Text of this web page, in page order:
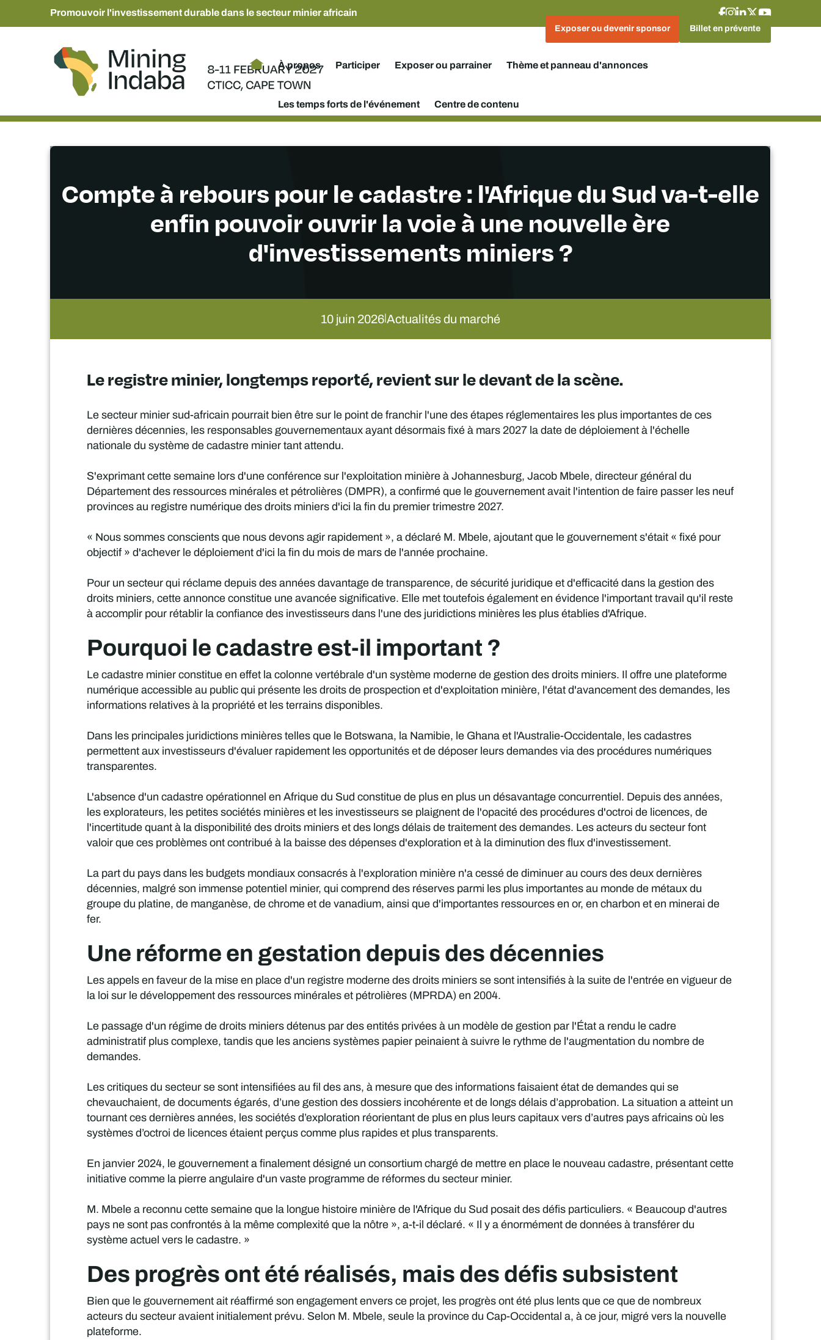
Promouvoir l'investissement durable dans le secteur minier africain
Exposer ou devenir sponsor Billet en prévente
À propos Participer Exposer ou parrainer Thème et panneau d'annonces
Les temps forts de l'événement Centre de contenu
Compte à rebours pour le cadastre : l'Afrique du Sud va-t-elle
enfin pouvoir ouvrir la voie à une nouvelle ère
d'investissements miniers ?
10 juin 2026|Actualités du marché
Le registre minier, longtemps reporté, revient sur le devant de la scène.
Le secteur minier sud-africain pourrait bien être sur le point de franchir l'une des étapes réglementaires les plus importantes de ces
dernières décennies, les responsables gouvernementaux ayant désormais fixé à mars 2027 la date de déploiement à l'échelle
nationale du système de cadastre minier tant attendu.
S'exprimant cette semaine lors d'une conférence sur l'exploitation minière à Johannesburg, Jacob Mbele, directeur général du
Département des ressources minérales et pétrolières (DMPR), a confirmé que le gouvernement avait l'intention de faire passer les neuf
provinces au registre numérique des droits miniers d'ici la fin du premier trimestre 2027.
« Nous sommes conscients que nous devons agir rapidement », a déclaré M. Mbele, ajoutant que le gouvernement s'était « fixé pour
objectif » d'achever le déploiement d'ici la fin du mois de mars de l'année prochaine.
Pour un secteur qui réclame depuis des années davantage de transparence, de sécurité juridique et d'efficacité dans la gestion des
droits miniers, cette annonce constitue une avancée significative. Elle met toutefois également en évidence l'important travail qu'il reste
à accomplir pour rétablir la confiance des investisseurs dans l'une des juridictions minières les plus établies d'Afrique.
Pourquoi le cadastre est-il important ?
Le cadastre minier constitue en effet la colonne vertébrale d'un système moderne de gestion des droits miniers. Il offre une plateforme
numérique accessible au public qui présente les droits de prospection et d'exploitation minière, l'état d'avancement des demandes, les
informations relatives à la propriété et les terrains disponibles.
Dans les principales juridictions minières telles que le Botswana, la Namibie, le Ghana et l'Australie-Occidentale, les cadastres
permettent aux investisseurs d'évaluer rapidement les opportunités et de déposer leurs demandes via des procédures numériques
transparentes.
L'absence d'un cadastre opérationnel en Afrique du Sud constitue de plus en plus un désavantage concurrentiel. Depuis des années,
les explorateurs, les petites sociétés minières et les investisseurs se plaignent de l'opacité des procédures d'octroi de licences, de
l'incertitude quant à la disponibilité des droits miniers et des longs délais de traitement des demandes. Les acteurs du secteur font
valoir que ces problèmes ont contribué à la baisse des dépenses d'exploration et à la diminution des flux d'investissement.
La part du pays dans les budgets mondiaux consacrés à l'exploration minière n'a cessé de diminuer au cours des deux dernières
décennies, malgré son immense potentiel minier, qui comprend des réserves parmi les plus importantes au monde de métaux du
groupe du platine, de manganèse, de chrome et de vanadium, ainsi que d'importantes ressources en or, en charbon et en minerai de
fer.
Une réforme en gestation depuis des décennies
Les appels en faveur de la mise en place d'un registre moderne des droits miniers se sont intensifiés à la suite de l'entrée en vigueur de
la loi sur le développement des ressources minérales et pétrolières (MPRDA) en 2004.
Le passage d'un régime de droits miniers détenus par des entités privées à un modèle de gestion par l'État a rendu le cadre
administratif plus complexe, tandis que les anciens systèmes papier peinaient à suivre le rythme de l'augmentation du nombre de
demandes.
Les critiques du secteur se sont intensifiées au fil des ans, à mesure que des informations faisaient état de demandes qui se
chevauchaient, de documents égarés, d’une gestion des dossiers incohérente et de longs délais d’approbation. La situation a atteint un
tournant ces dernières années, les sociétés d’exploration réorientant de plus en plus leurs capitaux vers d’autres pays africains où les
systèmes d’octroi de licences étaient perçus comme plus rapides et plus transparents.
En janvier 2024, le gouvernement a finalement désigné un consortium chargé de mettre en place le nouveau cadastre, présentant cette
initiative comme la pierre angulaire d'un vaste programme de réformes du secteur minier.
M. Mbele a reconnu cette semaine que la longue histoire minière de l'Afrique du Sud posait des défis particuliers. « Beaucoup d'autres
pays ne sont pas confrontés à la même complexité que la nôtre », a-t-il déclaré. « Il y a énormément de données à transférer du
système actuel vers le cadastre. »
Des progrès ont été réalisés, mais des défis subsistent
Bien que le gouvernement ait réaffirmé son engagement envers ce projet, les progrès ont été plus lents que ce que de nombreux
acteurs du secteur avaient initialement prévu. Selon M. Mbele, seule la province du Cap-Occidental a, à ce jour, migré vers la nouvelle
plateforme.